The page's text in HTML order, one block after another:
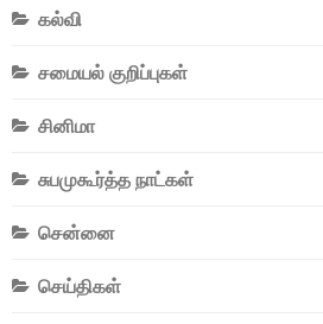
கல்வி
சமையல் குறிப்புகள்
சினிமா
சுபமுகூர்த்த நாட்கள்
சென்னை
செய்திகள்